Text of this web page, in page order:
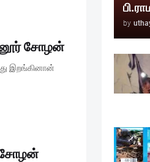
சோழன்
இறங்கினான்
சோழன்
by